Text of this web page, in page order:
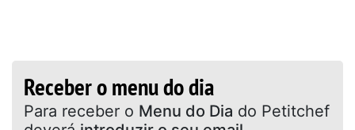
Receber o menu do dia
Para receber o Menu do Dia do Petitchef